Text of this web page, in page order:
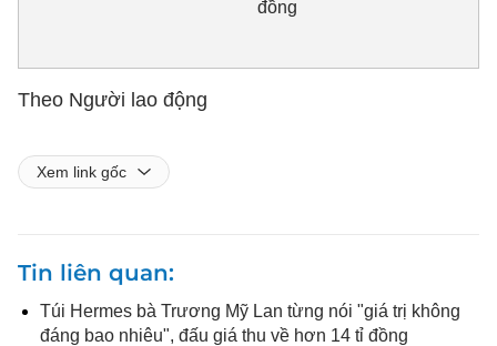
đồng
Theo Người lao động
Xem link gốc
Tin liên quan
Túi Hermes bà Trương Mỹ Lan từng nói "giá trị không
đáng bao nhiêu", đấu giá thu về hơn 14 tỉ đồng